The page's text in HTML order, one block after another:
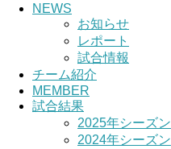
NEWS
お知らせ
レポート
試合情報
チーム紹介
MEMBER
試合結果
2025年シーズン
2024年シーズン